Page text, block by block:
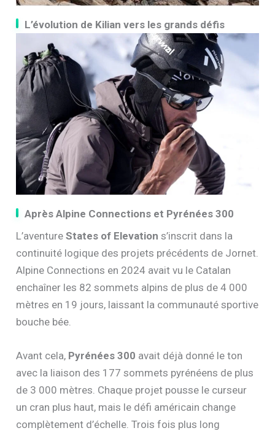
L’évolution de Kilian vers les grands défis
Après Alpine Connections et Pyrénées 300
L’aventureStates of Elevation s’inscrit dans la
continuité logique des projets précédents de Jornet.
Alpine Connections en 2024 avait vu le Catalan
enchaîner les 82 sommets alpins de plus de 4 000
mètres en 19 jours, laissant la communauté sportive
bouche bée.
Avant cela, Pyrénées 300 avait déjà donné le ton
avec la liaison des 177 sommets pyrénéens de plus
de 3 000 mètres. Chaque projet pousse le curseur
un cran plus haut, mais le défi américain change
complètement d’échelle. Trois fois plus long